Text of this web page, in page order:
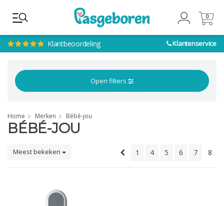
Klantbeoordeling Klantenservice
0
0
Open filters
Home Merken Bébé-jou
BÉBÉ-JOU
Meest bekeken 1 4 5 6 7 8